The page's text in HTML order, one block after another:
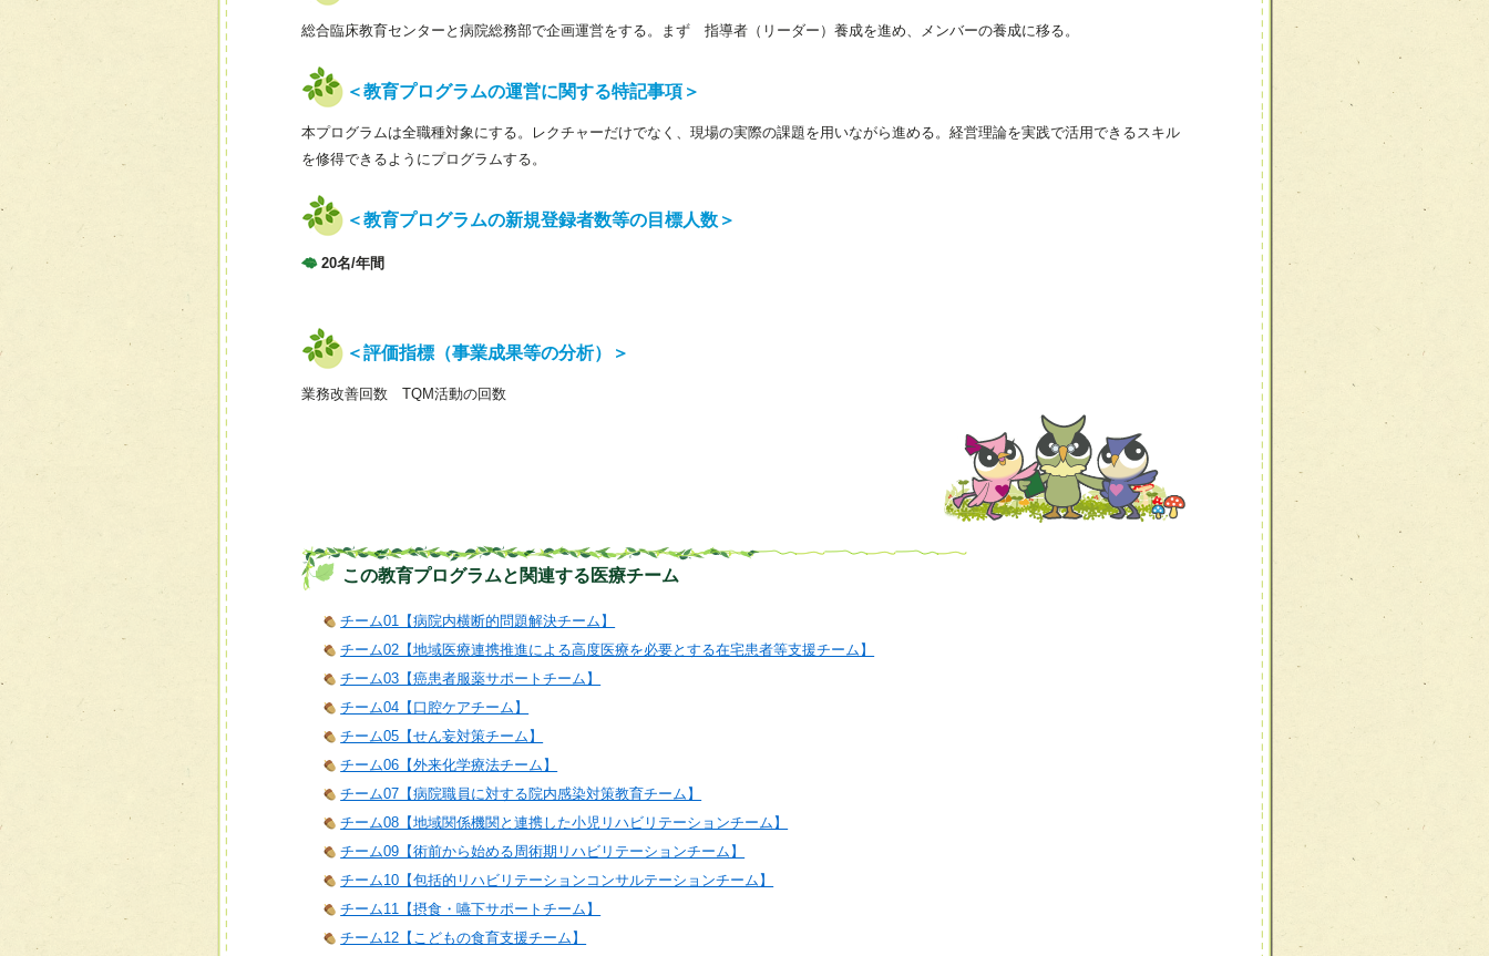
総合臨床教育センターと病院総務部で企画運営をする。まず 指導者（リーダー）養成を進め、メンバーの養成に移る。
＜教育プログラムの運営に関する特記事項＞
本プログラムは全職種対象にする。レクチャーだけでなく、現場の実際の課題を用いながら進める。経営理論を実践で活用できるスキル
を修得できるようにプログラムする。
＜教育プログラムの新規登録者数等の目標人数＞
20名/年間
＜評価指標（事業成果等の分析）＞
業務改善回数 TQM活動の回数
この教育プログラムと関連する医療チーム
チーム01【病院内横断的問題解決チーム】
チーム02【地域医療連携推進による高度医療を必要とする在宅患者等支援チーム】
チーム03【癌患者服薬サポートチーム】
チーム04【口腔ケアチーム】
チーム05【せん妄対策チーム】
チーム06【外来化学療法チーム】
チーム07【病院職員に対する院内感染対策教育チーム】
チーム08【地域関係機関と連携した小児リハビリテーションチーム】
チーム09【術前から始める周術期リハビリテーションチーム】
チーム10【包括的リハビリテーションコンサルテーションチーム】
チーム11【摂食・嚥下サポートチーム】
チーム12【こどもの食育支援チーム】